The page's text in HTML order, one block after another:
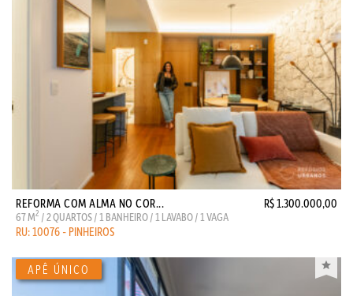
REFORMA COM ALMA NO COR... R$ 1.300.000,00
67 M2 / 2 QUARTOS / 1 BANHEIRO / 1 LAVABO / 1 VAGA
RU: 10076 - PINHEIROS